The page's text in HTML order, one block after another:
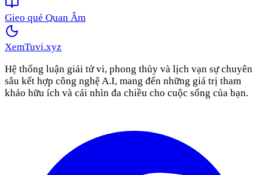
Gieo quẻ Quan Âm
XemTuvi.xyz
Hệ thống luận giải tử vi, phong thủy và lịch vạn sự chuyên
sâu kết hợp công nghệ A.I, mang đến những giá trị tham
khảo hữu ích và cái nhìn đa chiều cho cuộc sống của bạn.